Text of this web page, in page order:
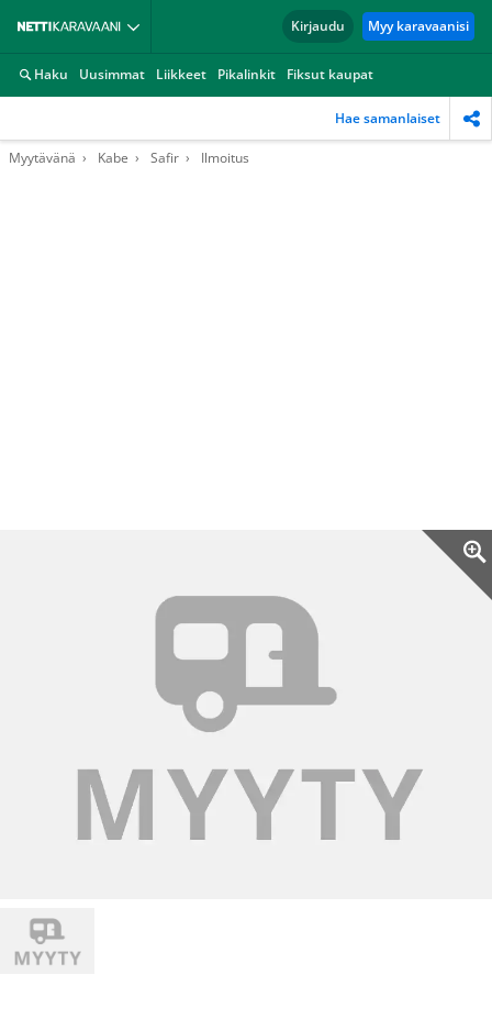
Kirjaudu Myy karavaanisi
Haku Uusimmat Liikkeet Pikalinkit Fiksut kaupat
Hae samanlaiset
Myytävänä Kabe Safir Ilmoitus